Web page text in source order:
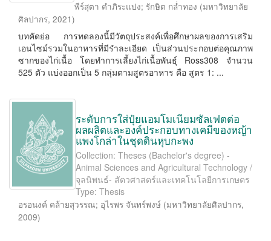
พีร์สุตา คำภิระแปง; รักษิต กล่ำทอง (มหาวิทยาลัย
ศิลปากร, 2021)
บทคัดย่อ การทดลองนี้มีวัตถุประสงค์เพื่อศึกษาผลของการเสริม
เอนไซม์รวมในอาหารที่มีรำละเอียด เป็นส่วนประกอบต่อคุณภาพ
ซากของไก่เนื้อ โดยทำการเลี้ยงไก่เนื้อพันธุ์ Ross308 จำนวน
525 ตัว แบ่งออกเป็น 5 กลุ่มตามสูตรอาหาร คือ สูตร 1: ...
ระดับการใส่ปุ๋ยแอมโมเนียมซัลเฟตต่อ
ผลผลิตและองค์ประกอบทางเคมีของหญ้า
แพงโกล่าในชุดดินหุบกะพง
Collection: Theses (Bachelor's degree) -
Animal Sciences and Agricultural Technology /
จุลนิพนธ์- สัตวศาสตร์และเทคโนโลยีการเกษตร
Type: Thesis
อรอนงค์ คล้ายสุวรรณ; อุไรพร จันทร์พงษ์ (มหาวิทยาลัยศิลปากร,
2009)